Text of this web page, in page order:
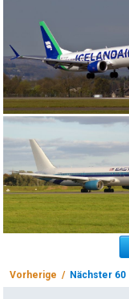
Vorherige / Nächster 60